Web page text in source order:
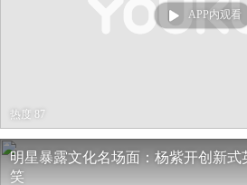
APP内观看
热度 87
明星暴露文化名场面：杨紫开创新式
笑